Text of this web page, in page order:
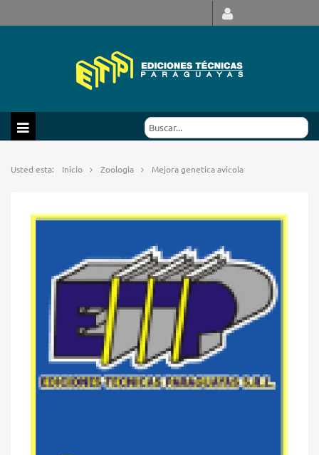
Usted esta: Inicio Zoologia Mejora genetica avicola